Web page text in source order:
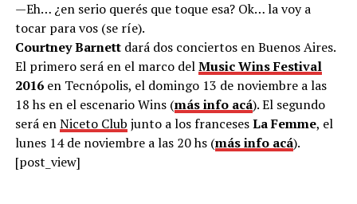
—Eh… ¿en serio querés que toque esa? Ok… la voy a
tocar para vos (se ríe).
Courtney Barnettdará dos conciertos en Buenos Aires.
El primero será en el marco delMusic Wins Festival
2016en Tecnópolis, el domingo 13 de noviembre a las
18 hs en el escenario Wins (más info acá). El segundo
será enNiceto Club junto a los francesesLa Femme, el
lunes 14 de noviembre a las 20 hs (más info acá).
[post_view]